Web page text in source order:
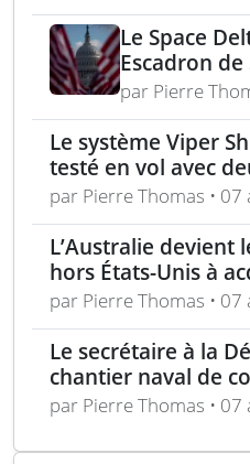
Le Space
Escadron
nouvelle ère
spatiales
par Pierre
Le système Viper
testé en vol avec
par Pierre Thomas •
L’Australie devient
hors États-Unis à
AIM-260 JATM
par Pierre Thomas •
Le secrétaire à la
chantier naval de
frégates Type 31 à
par Pierre Thomas •